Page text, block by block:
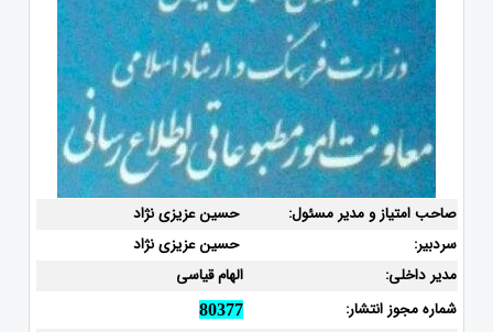
صاحب امتیاز و مدیر مسئول:
حسین عزیزی نژاد
سردبیر:
حسین عزیزی نژاد
مدیر داخلی:
الهام قیاسی
شماره مجوز انتشار:
80377